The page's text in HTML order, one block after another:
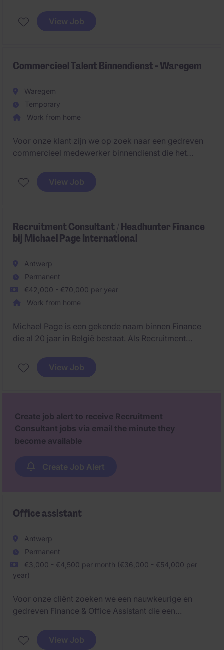
commerciële opportuniteiten. Je fungeert als een
belangrijke schakel tussen klanten, sales en interne
View Job
Commercieel Talent Binnendienst - Waregem
Waregem
Temporary
Work from home
Voor onze klant zijn we op zoek naar een gedreven
commercieel medewerker binnendienst die het
combineert klantencontact met administratieve
opvolging en draagt actief bij aan de commerciële
View Job
Recruitment Consultant / Headhunter Finance
bij Michael Page International
Antwerp
Permanent
€42,000 - €70,000 per year
Work from home
Michael Page is een gekende naam binnen Finance
die al 20 jaar in België bestaat. Als Recruitment
om hét aanspreekpunt te worden voor Finance
profielen
die op zoek gaan naar de juiste volgende
View Job
Create job alert to receive Recruitment
Consultant jobs via email the minute they
become available
Create Job Alert
Office assistant
Antwerp
Permanent
€3,000 - €4,500 per month (€36,000 - €54,000 per
year)
Voor onze cliënt zoeken we een nauwkeurige en
gedreven Finance & Office Assistant die een
dagelijkse werking van het kantoor. Je combineert
administratieve taken met financiële opvolging en
View Job